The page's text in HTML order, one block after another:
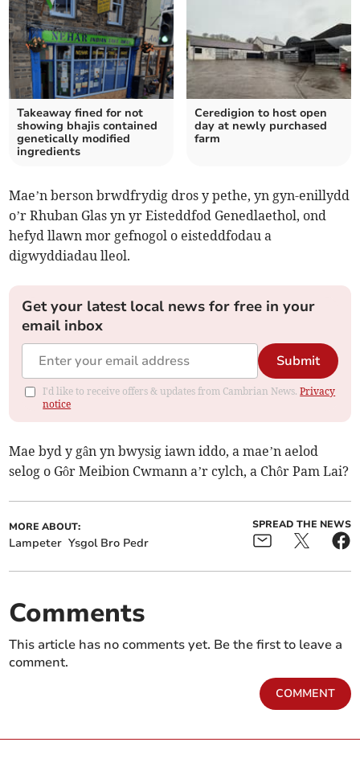
Takeaway fined for not
showing bhajis contained
genetically modified
ingredients
Ceredigion to host open
day at newly purchased
farm
Mae’n berson brwdfrydig dros y pethe, yn gyn-enillydd
o’r Rhuban Glas yn yr Eisteddfod Genedlaethol, ond
hefyd llawn mor gefnogol o eisteddfodau a
digwyddiadau lleol.
Get your latest local news for free in your
email inbox
Submit
I'd like to receive offers & updates from Cambrian News.Privacy
notice
Mae byd y gân yn bwysig iawn iddo, a mae’n aelod
selog o Gôr Meibion Cwmann a’r cylch, a Chôr Pam Lai?
MORE ABOUT:
Lampeter Ysgol Bro Pedr
SPREAD THE NEWS
Comments
This article has no comments yet. Be the first to leave a
comment.
COMMENT